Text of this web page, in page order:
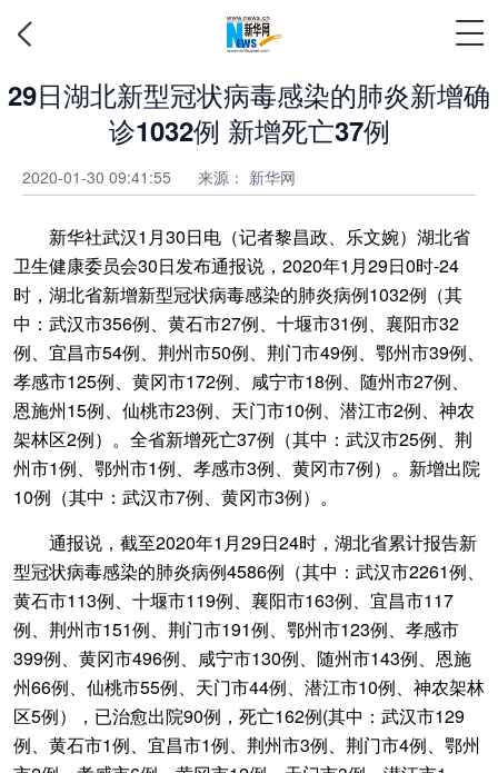
29日湖北新型冠状病毒感染的肺炎新增确
诊1032例 新增死亡37例
2020-01-30 09:41:55 来源： 新华网
新华社武汉1月30日电（记者黎昌政、乐文婉）湖北省
卫生健康委员会30日发布通报说，2020年1月29日0时-24
时，湖北省新增新型冠状病毒感染的肺炎病例1032例（其
中：武汉市356例、黄石市27例、十堰市31例、襄阳市32
例、宜昌市54例、荆州市50例、荆门市49例、鄂州市39例、
孝感市125例、黄冈市172例、咸宁市18例、随州市27例、
恩施州15例、仙桃市23例、天门市10例、潜江市2例、神农
架林区2例）。全省新增死亡37例（其中：武汉市25例、荆
州市1例、鄂州市1例、孝感市3例、黄冈市7例）。新增出院
10例（其中：武汉市7例、黄冈市3例）。
通报说，截至2020年1月29日24时，湖北省累计报告新
型冠状病毒感染的肺炎病例4586例（其中：武汉市2261例、
黄石市113例、十堰市119例、襄阳市163例、宜昌市117
例、荆州市151例、荆门市191例、鄂州市123例、孝感市
399例、黄冈市496例、咸宁市130例、随州市143例、恩施
州66例、仙桃市55例、天门市44例、潜江市10例、神农架林
区5例），已治愈出院90例，死亡162例(其中：武汉市129
例、黄石市1例、宜昌市1例、荆州市3例、荆门市4例、鄂州